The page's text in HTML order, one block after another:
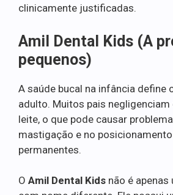
clinicamente justificadas.
Amil Dental Kids (A
pequenos)
A saúde bucal na infância define
adulto. Muitos pais
leite, o que pode causar
mastigação e no
permanentes.
O Amil Dental Kids não é